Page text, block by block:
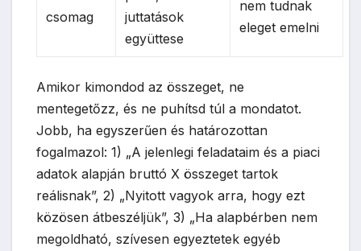
csomag
juttatások
együttese
nem tudnak
eleget emelni
Amikor kimondod az összeget, ne
mentegetőzz, és ne puhítsd túl a mondatot.
Jobb, ha egyszerűen és határozottan
fogalmazol: 1) „A jelenlegi feladataim és a piaci
adatok alapján bruttó X összeget tartok
reálisnak”, 2) „Nyitott vagyok arra, hogy ezt
közösen átbeszéljük”, 3) „Ha alapbérben nem
megoldható, szívesen egyeztetek egyéb